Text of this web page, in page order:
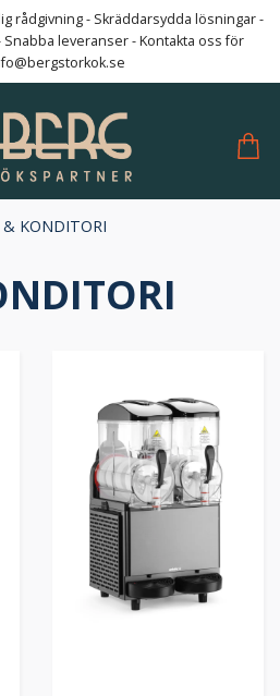
rådgivning - Skräddarsydda lösningar -
leveranser - Kontakta oss för
& KONDITORI